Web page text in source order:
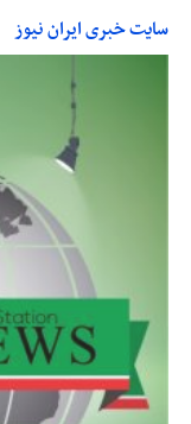
سایت خبری ایران نیوز